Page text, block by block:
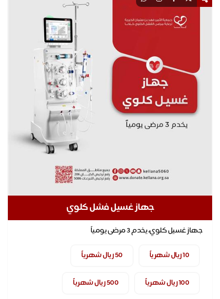
جهاز غسيل فشل كلوي
جهاز غسيل كلوي، يخدم 3 مرضى يومياً